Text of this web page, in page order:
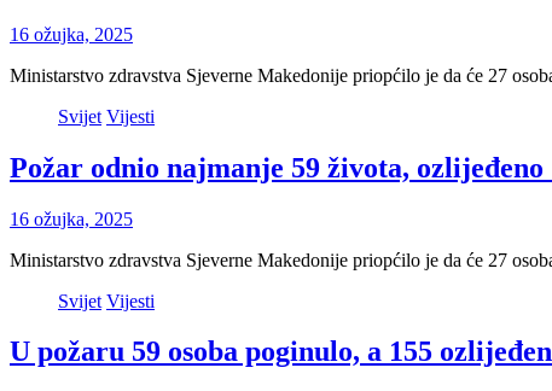
16 ožujka, 2025
Ministarstvo zdravstva Sjeverne Makedonije priopćilo je da će 27
Svijet Vijesti
Požar odnio najmanje 59 života,
16 ožujka, 2025
Ministarstvo zdravstva Sjeverne Makedonije priopćilo je da će 27
Svijet Vijesti
U požaru 59 osoba poginulo, a 155